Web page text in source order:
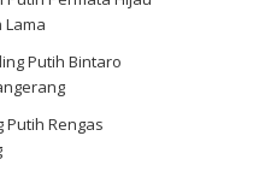
Putih Bintaro
Putih Rengas